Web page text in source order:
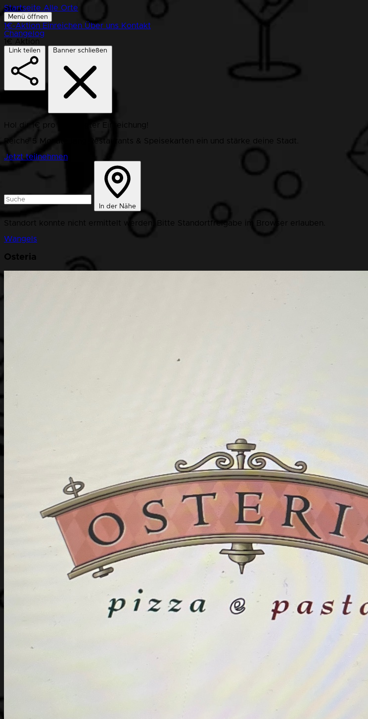
Startseite Alle Orte
Menü öffnen
1€-Aktion Einreichen Über uns Kontakt
Changelog
1€ Aktion
Link teilen Banner schließen
Hol dir 1€ pro bestätigter Einreichung!
Reiche 5 Monate lang Restaurants & Speisekarten ein und stärke deine Stadt.
Jetzt teilnehmen
In der Nähe
Standort konnte nicht ermittelt werden. Bitte Standortfreigabe im Browser erlauben.
Wangels
Osteria